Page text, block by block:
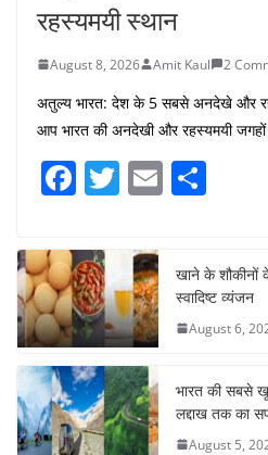
रहस्यमयी स्थान
August 8, 2026 Amit Kaul 2
अतुल्य भारत: देश के 5 सबसे अनदेखे और
आप भारत की अनदेखी और रहस्यमयी जगहों
F
c
e
b
o
o
k
T
itt
er
E
e
खाने के शौकीनों
स्वादिष्ट व्यंजन
August 6,
भारत की सबसे
लद्दाख तक का
August 5,